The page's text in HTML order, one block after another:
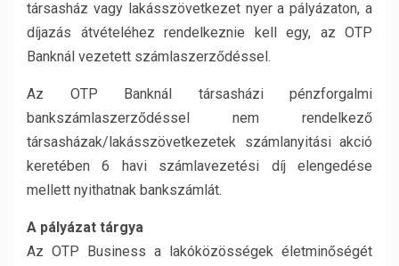
társasház vagy lakásszövetkezet nyer a pályázaton, a
díjazás átvételéhez rendelkeznie kell egy, az OTP
Banknál vezetett számlaszerződéssel.
Az OTP Banknál társasházi pénzforgalmi
bankszámlaszerződéssel nem rendelkező
társasházak/lakásszövetkezetek számlanyitási akció
keretében 6 havi számlavezetési díj elengedése
mellett nyithatnak bankszámlát.
A pályázat tárgya
Az OTP Business a lakóközösségek életminőségét